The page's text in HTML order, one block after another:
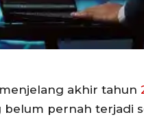
akhir tahun
pernah terjadi